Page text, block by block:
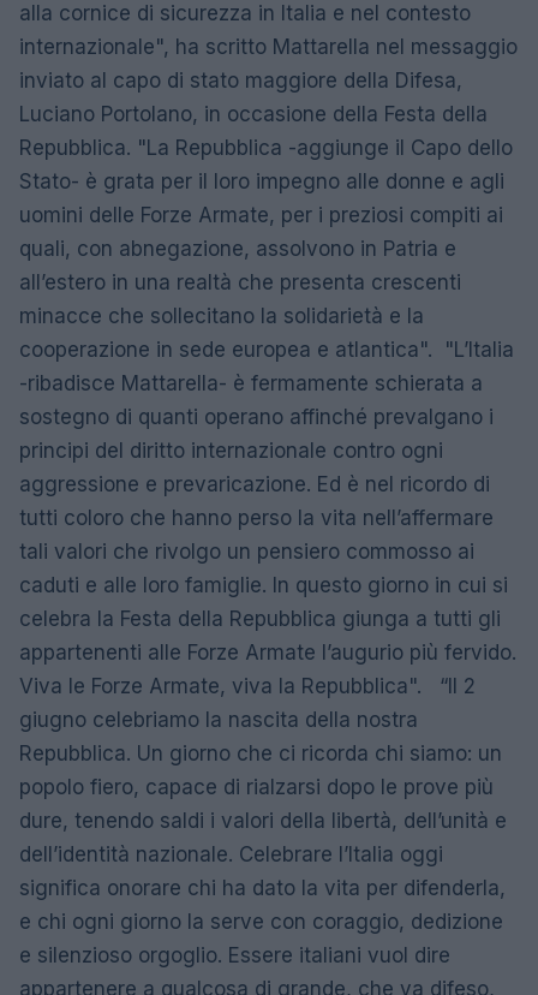
alla cornice di sicurezza in Italia e nel contesto
internazionale", ha scritto Mattarella nel messaggio
inviato al capo di stato maggiore della Difesa,
Luciano Portolano, in occasione della Festa della
Repubblica. "La Repubblica -aggiunge il Capo dello
Stato- è grata per il loro impegno alle donne e agli
uomini delle Forze Armate, per i preziosi compiti ai
quali, con abnegazione, assolvono in Patria e
all’estero in una realtà che presenta crescenti
minacce che sollecitano la solidarietà e la
cooperazione in sede europea e atlantica". "L’Italia
-ribadisce Mattarella- è fermamente schierata a
sostegno di quanti operano affinché prevalgano i
principi del diritto internazionale contro ogni
aggressione e prevaricazione. Ed è nel ricordo di
tutti coloro che hanno perso la vita nell’affermare
tali valori che rivolgo un pensiero commosso ai
caduti e alle loro famiglie. In questo giorno in cui si
celebra la Festa della Repubblica giunga a tutti gli
appartenenti alle Forze Armate l’augurio più fervido.
Viva le Forze Armate, viva la Repubblica". “Il 2
giugno celebriamo la nascita della nostra
Repubblica. Un giorno che ci ricorda chi siamo: un
popolo fiero, capace di rialzarsi dopo le prove più
dure, tenendo saldi i valori della libertà, dell’unità e
dell’identità nazionale. Celebrare l’Italia oggi
significa onorare chi ha dato la vita per difenderla,
e chi ogni giorno la serve con coraggio, dedizione
e silenzioso orgoglio. Essere italiani vuol dire
appartenere a qualcosa di grande, che va difeso,